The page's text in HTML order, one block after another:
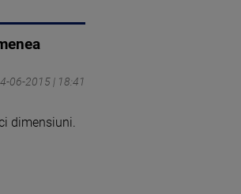
06-2015 | 18:41
dimensiuni.